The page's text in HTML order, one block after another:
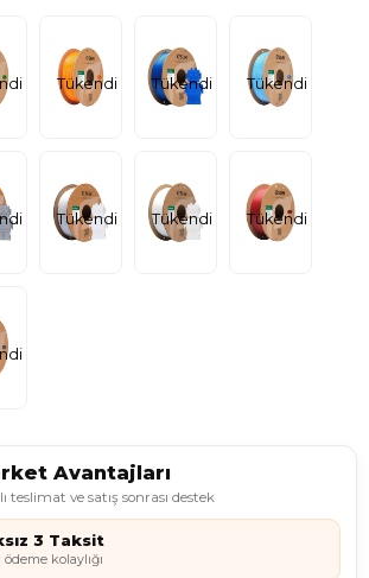
Tükendi Tükendi Tükendi
Tükendi Tükendi Tükendi
Avantajları
teslimat ve satış sonrası destek
3 Taksit
kolaylığı